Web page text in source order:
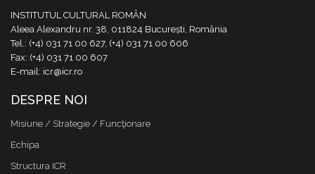
INSTITUTUL CULTURAL ROMÂN
Aleea Alexandru nr. 38, 011824 București, România
Tel.: (+4) 031 71 00 627, (+4) 031 71 00 606
Fax: (+4) 031 71 00 607
E-mail: icr@icr.ro
DESPRE NOI
Misiune / Strategie / Funcţionare
Echipa
Structura ICR